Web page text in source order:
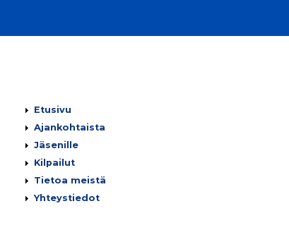
Päävalikko
Etusivu
Ajankohtaista
Jäsenille
Kilpailut
Tietoa meistä
Yhteystiedot